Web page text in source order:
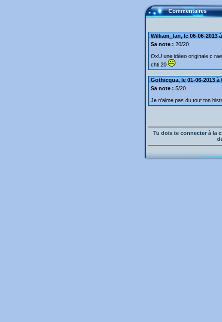
Commentaires
William_fan, le 06-06-2013
Sa note : 20/20
OxU une idéeo originale c
chti 20
Gothicqua, le 01-06-2013 à
Sa note : 5/20
Je n'aime pas du tout ton
Tu dois te connecter à la